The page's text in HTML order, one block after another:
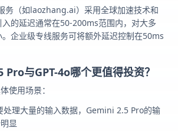
务（如laozhang.ai）采用全球加速技术和
的延迟通常在50-200ms范围内，对大多
企业级专线服务可将额外延迟控制在50ms
与GPT-4o哪个更值得投资？
使用场景：
处理大量的输入数据，Gemini 2.5 Pro的输
显